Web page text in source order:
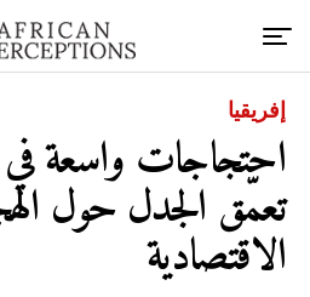
إفريقيا
احتجاجات واسعة
تعمّق الجدل حول
الاقتصادية